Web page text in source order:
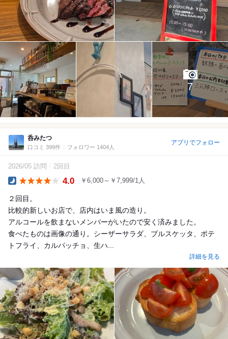
7
呑みたつ
口コミ 399件 フォロワー 1404人
アプリでフォロー
2026/05 訪問 2回目
4.0 ￥6,000～￥7,999/1人
２回目。
比較的新しいお店で、店内はいま風の造り。
アルコールを飲まないメンバーがいたので安く済みました。
食べたものは画像の通り。シーザーサラダ、ブルスケッタ、ポテ
トフライ、カルパッチョ、生ハ...
詳細を見る